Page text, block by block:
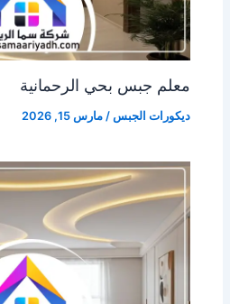
معلم جبس بحي الرحمانية
ديكورات الجبس /مارس 15, 2026